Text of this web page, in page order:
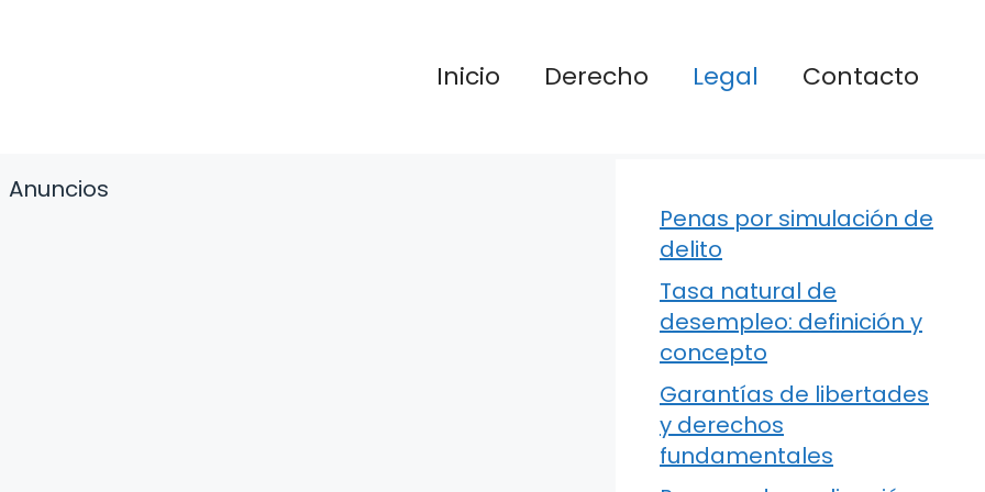
Inicio Derecho Legal Contacto
Anuncios
Penas por simulación de
delito
Tasa natural de
desempleo: definición y
concepto
Garantías de libertades
y derechos
fundamentales